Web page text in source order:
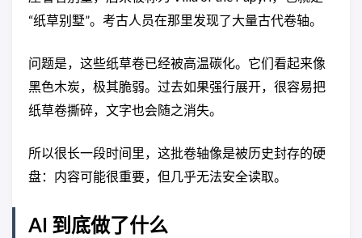
“纸草别墅”。考古人员在那里发现了大量古代卷轴。
问题是，这些纸草卷已经被高温碳化。它们看起来像
黑色木炭，极其脆弱。过去如果强行展开，很容易把
纸草卷撕碎，文字也会随之消失。
所以很长一段时间里，这批卷轴像是被历史封存的硬
盘：内容可能很重要，但几乎无法安全读取。
AI 到底做了什么